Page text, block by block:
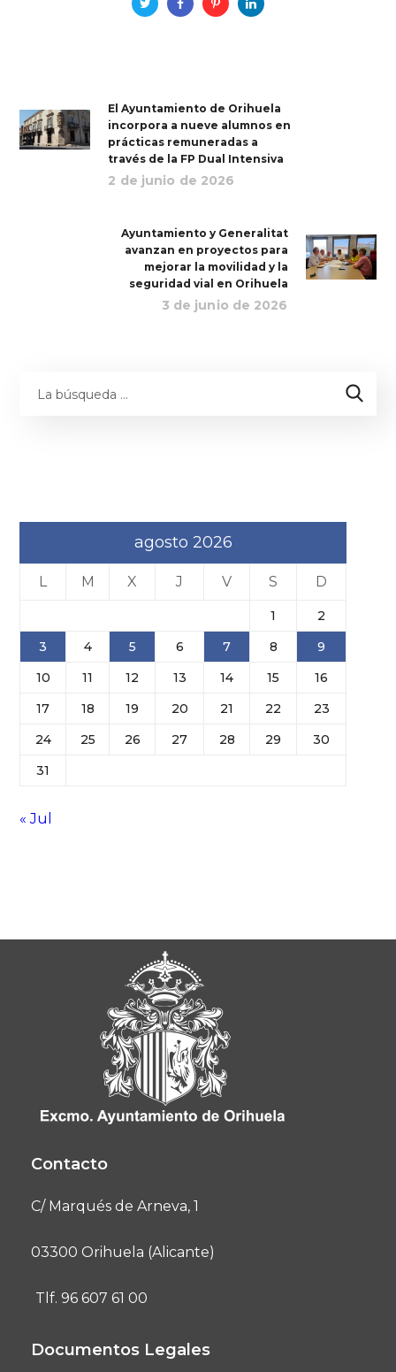
El Ayuntamiento de Orihuela
incorpora a nueve alumnos en
prácticas remuneradas a
través de la FP Dual Intensiva
2 de junio de 2026
Ayuntamiento y Generalitat
avanzan en proyectos para
mejorar la movilidad y la
seguridad vial en Orihuela
3 de junio de 2026
agosto 2026
L M X J V S D
1
2
3
4 5 6 7 8
9
10
11 12 13 14 15
16
17
18 19 20 21 22
23
24
25 26 27 28 29
30
31
« Jul
Contacto
C/ Marqués de Arneva, 1
03300 Orihuela (Alicante)
Tlf. 96 607 61 00
Documentos Legales